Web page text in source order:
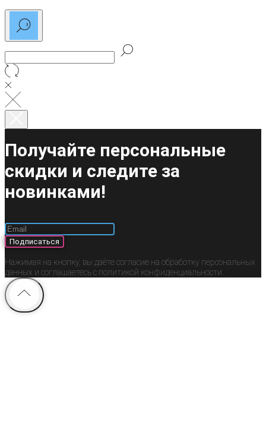
Получайте персональные
скидки и следите за
новинками!
Подписаться
Нажимая на кнопку, вы даёте согласие на обработку персональных
данных и соглашаетесь c политикой конфиденциальности.